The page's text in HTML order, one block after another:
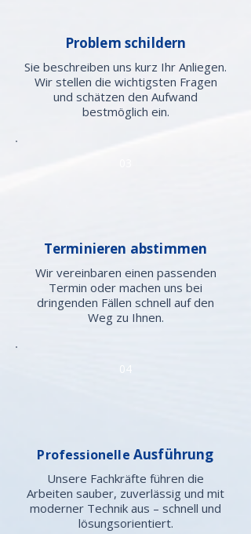
Problem schildern
Sie beschreiben uns kurz Ihr Anliegen.
Wir stellen die wichtigsten Fragen
und schätzen den Aufwand
bestmöglich ein.
Terminieren abstimmen
Wir vereinbaren einen passenden
Termin oder machen uns bei
dringenden Fällen schnell auf den
Weg zu Ihnen.
04
Professionelle Ausführung
Unsere Fachkräfte führen die
Arbeiten sauber, zuverlässig und mit
moderner Technik aus – schnell und
lösungsorientiert.